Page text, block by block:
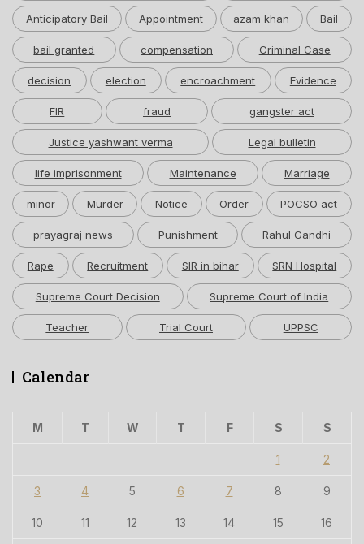
Anticipatory Bail Appointment azam khan Bail
bail granted compensation Criminal Case
decision election encroachment Evidence
FIR fraud gangster act
Justice yashwant verma Legal bulletin
life imprisonment Maintenance Marriage
minor Murder Notice Order POCSO act
prayagraj news Punishment Rahul Gandhi
Rape Recruitment SIR in bihar SRN Hospital
Supreme Court Decision Supreme Court of India
Teacher Trial Court UPPSC
Calendar
M T W T F S S
1 2
3 4 5 6 7 8 9
10 11 12 13 14 15 16